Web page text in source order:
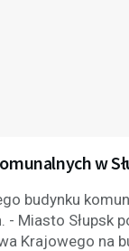
w
budynku
Miasto Słupsk
Krajowego na